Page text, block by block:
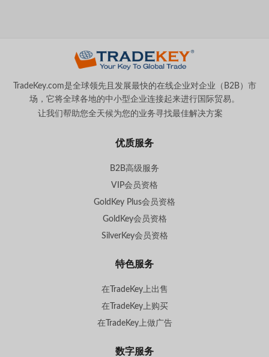
TradeKey.com是全球领先且发展最快的在线企业对企业（B2B）市
场，它将全球各地的中小型企业连接起来进行国际贸易。
让我们帮助您全天候为您的业务寻找最佳解决方案
优质服务
B2B高级服务
VIP会员资格
GoldKey Plus会员资格
GoldKey会员资格
SilverKey会员资格
特色服务
在TradeKey上出售
在TradeKey上购买
在TradeKey上做广告
数字服务